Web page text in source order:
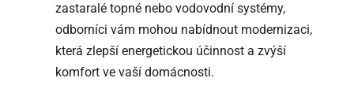
zastaralé topné nebo vodovodní systémy,
odborníci vám mohou nabídnout modernizaci,
která zlepší energetickou účinnost a zvýší
komfort ve vaší domácnosti.